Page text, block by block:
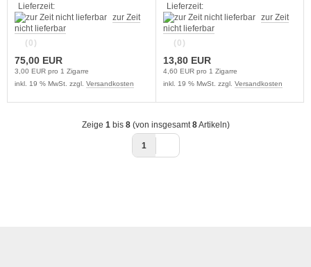
Lieferzeit:
zur Zeit
nicht lieferbar
(0)
75,00 EUR
3,00 EUR pro 1 Zigarre
inkl. 19 % MwSt. zzgl. Versandkosten
Lieferzeit:
zur Zeit
nicht lieferbar
(0)
13,80 EUR
4,60 EUR pro 1 Zigarre
inkl. 19 % MwSt. zzgl. Versandkosten
Zeige 1bis 8(von insgesamt8Artikeln)
1